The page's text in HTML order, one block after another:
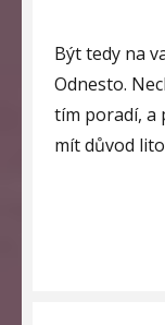
Být tedy na
Odnesto.
tím poradí, a
mít důvod